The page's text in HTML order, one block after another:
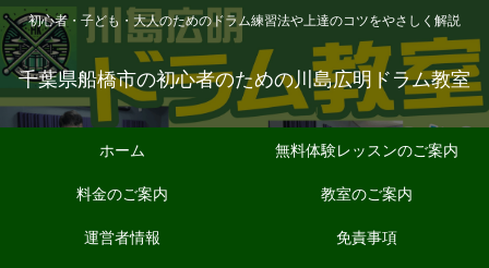
初心者・子ども・大人のためのドラム練習法や上達のコツをやさしく解説
千葉県船橋市の初心者のための川島広明ドラム教室
ホーム
無料体験レッスンのご案内
料金のご案内
教室のご案内
運営者情報
免責事項